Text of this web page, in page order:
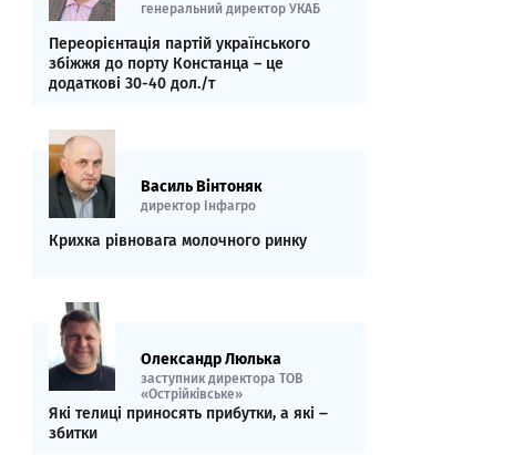
генеральний директор УКАБ
Переорієнтація партій українського
збіжжя до порту Констанца – це
додаткові 30-40 дол./т
Василь Вінтоняк
директор Інфагро
Крихка рівновага молочного ринку
Олександр Люлька
заступник директора ТОВ
«Острійківське»
Які телиці приносять прибутки, а які ‒
збитки